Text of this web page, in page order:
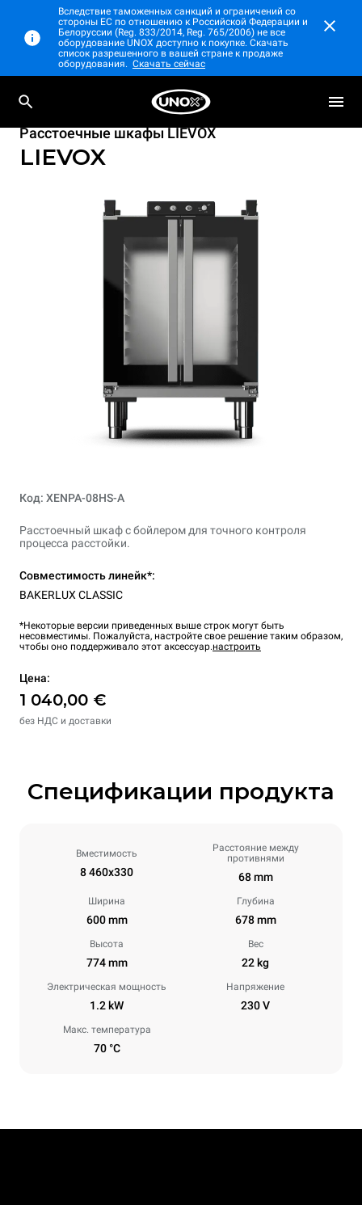
Вследствие таможенных санкций и ограничений со
стороны ЕС по отношению к Российской Федерации и
Белоруссии (Reg. 833/2014, Reg. 765/2006) не все
оборудование UNOX доступно к покупке. Скачать
список разрешенного в вашей стране к продаже
оборудования. Скачать сейчас
Расстоечные шкафы LIEVOX
LIEVOX
Код: XENPA-08HS-A
Расстоечный шкаф с бойлером для точного контроля
процесса расстойки.
Совместимость линейк*:
BAKERLUX CLASSIC
*Некоторые версии приведенных выше строк могут быть
несовместимы. Пожалуйста, настройте свое решение таким образом,
чтобы оно поддерживало этот аксессуар.настроить
Цена:
1 040,00 €
без НДС и доставки
Спецификации продукта
Вместимость
8 460x330
Расстояние между
противнями
68 mm
Ширина
600 mm
Глубина
678 mm
Высота
774 mm
Вес
22 kg
Электрическая мощность
1.2 kW
Напряжение
230 V
Макс. температура
70 °C